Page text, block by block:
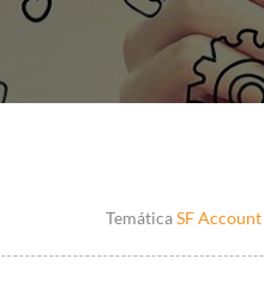
TemáticaSF